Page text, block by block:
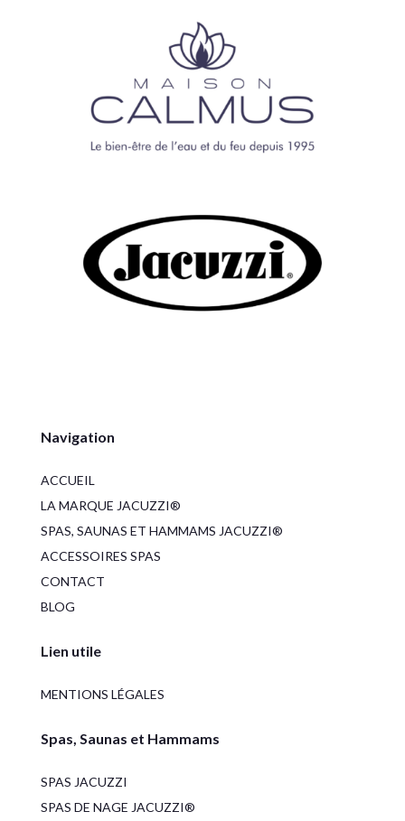
Navigation
ACCUEIL
LA MARQUE JACUZZI®
SPAS, SAUNAS ET HAMMAMS JACUZZI®
ACCESSOIRES SPAS
CONTACT
BLOG
Lien utile
MENTIONS LÉGALES
Spas, Saunas et Hammams
SPAS JACUZZI
SPAS DE NAGE JACUZZI®